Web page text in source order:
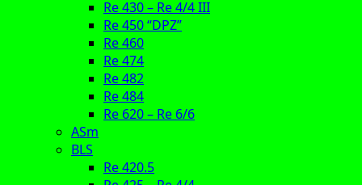
Re 430 – Re 4/4 III
Re 450 “DPZ”
Re 460
Re 474
Re 482
Re 484
Re 620 – Re 6/6
ASm
BLS
Re 420.5